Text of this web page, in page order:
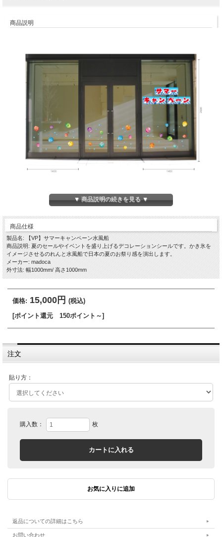
商品説明
▼ 商品説明の続きを見る ▼
商品仕様
製品名: 【VP】サマーキャンペーン水風船
商品説明: 夏のセールやイベントを盛り上げるデコレーションシールです。かき氷を
イメージさせるのれんと水風船で日本の夏のお祭り感を演出します。
メーカー: madoca
外寸法: 幅1000mm/ 高さ1000mm
価格: 15,000円 (税込)
[ポイント還元 150ポイント～]
注文
貼り方：
購入数： 枚
返品についての詳細はこちら
お問い合わせ